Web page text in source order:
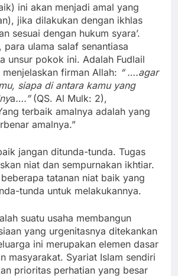
ini akan menjadi amal yang
jika dilakukan dengan ikhlas
sesuai dengan hukum syara’.
para ulama salaf senantiasa
unsur pokok ini. Adalah Fudlail
firman Allah: “ ….agar
siapa di antara kamu yang
a….” (QS. Al Mulk: 2),
terbaik amalnya adalah yang
amalnya.”
jangan ditunda-tunda. Tugas
niat dan sempurnakan ikhtiar.
tatanan niat baik yang
tunda untuk melakukannya.
suatu usaha membangun
yang urgenitasnya ditekankan
ini merupakan elemen dasar
masyarakat. Syariat Islam sendiri
prioritas perhatian yang besar